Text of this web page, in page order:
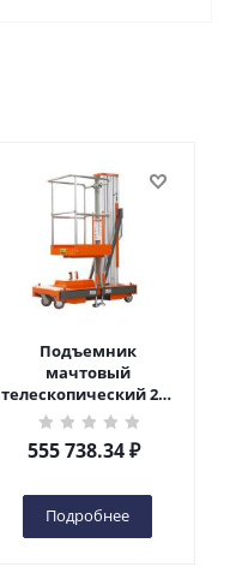
Подъемник
мачтовый
телескопический 200
кг 6 м TOR GTWY6-200S
DC 2-мачтовый
(автономный) (G) в
555 738.34₽
Подробнее